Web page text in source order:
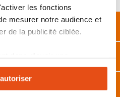
les fonctions
mesurer notre audience et
de la publicité ciblée.
notre site. Vous pouvez
quel moment. Refuser
certaines fonctionnalités.